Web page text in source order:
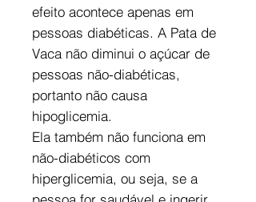
efeito acontece apenas em
pessoas diabéticas. A Pata de
Vaca não diminui o açúcar de
pessoas não-diabéticas,
portanto não causa
hipoglicemia.
Ela também não funciona em
não-diabéticos com
hiperglicemia, ou seja, se a